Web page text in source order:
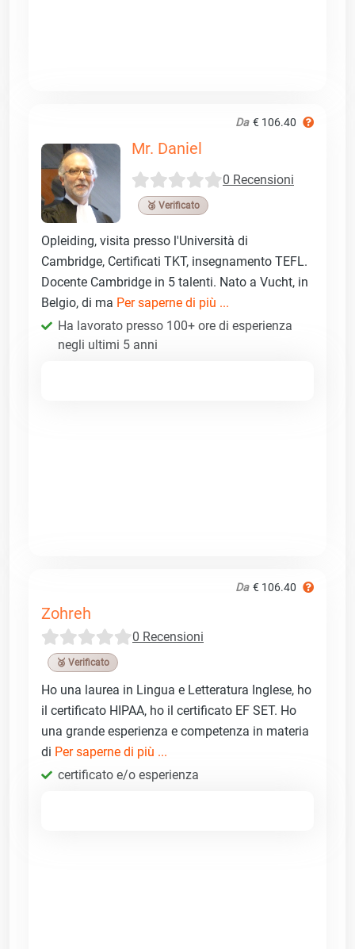
Da € 106.40
Mr. Daniel
0 Recensioni
🥉 Verificato
Opleiding, visita presso l'Università di
Cambridge, Certificati TKT, insegnamento TEFL.
Docente Cambridge in 5 talenti. Nato a Vucht, in
Belgio, di ma Per saperne di più ...
Ha lavorato presso 100+ ore di esperienza
negli ultimi 5 anni
Da € 106.40
Zohreh
0 Recensioni
🥉 Verificato
Ho una laurea in Lingua e Letteratura Inglese, ho
il certificato HIPAA, ho il certificato EF SET. Ho
una grande esperienza e competenza in materia
di Per saperne di più ...
certificato e/o esperienza